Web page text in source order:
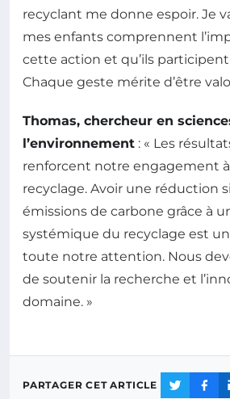
recyclant me donne espoir. Je
mes enfants comprennent
cette action et qu’ils
Chaque geste mérite d’être
Thomas, chercheur en
l’environnement : « Les
renforcent notre engagement
recyclage. Avoir une réduction
émissions de carbone grâce à
systémique du recyclage est
toute notre attention. Nous
de soutenir la recherche et
domaine. »
PARTAGER CET ARTICLE